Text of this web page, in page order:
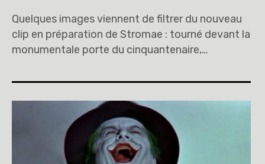
Quelques images viennent de filtrer du nouveau
clip en préparation de Stromae : tourné devant la
monumentale porte du cinquantenaire,…